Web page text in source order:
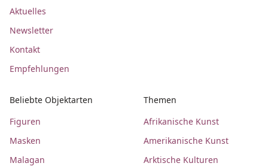
Aktuelles
Newsletter
Kontakt
Empfehlungen
Beliebte Objektarten
Figuren
Masken
Malagan
Themen
Afrikanische Kunst
Amerikanische Kunst
Arktische Kulturen